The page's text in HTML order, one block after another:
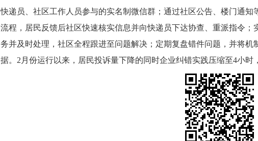
快递员、社区工作人员参与的实名制微信群；通过社区公告、楼门通
流程，居民反馈后社区快速核实信息并向快递员下达协查、重派指令
务并及时处理，社区全程跟进至问题解决；定期复盘错件问题，并将
据。 2月份运行以来 ， 居民投诉量下降的同时企业纠错实践压缩至4小时